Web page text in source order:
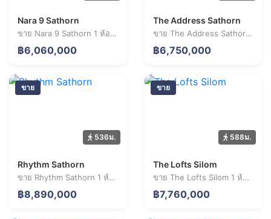
Nara 9 Sathorn
ขาย Nara 9 Sathorn 1 ห้องนอน 39.0 ตร.ม. ราคา 6.06 ล้านบาท
฿6,060,000
The Address Sathorn
ขาย The Address Sathorn 1 ห้องนอน 40.0 ตร.ม. ราคา 6.75 ล้านบาท
฿6,750,000
ขาย
536ม.
Rhythm Sathorn
ขาย Rhythm Sathorn 1 ห้องนอน 34.4 ตร.ม. ราคา 8.89 ล้านบาท
฿8,890,000
ขาย
588ม.
The Lofts Silom
ขาย The Lofts Silom 1 ห้องนอน 33.4 ตร.ม. ราคา 7.76 ล้านบาท
฿7,760,000